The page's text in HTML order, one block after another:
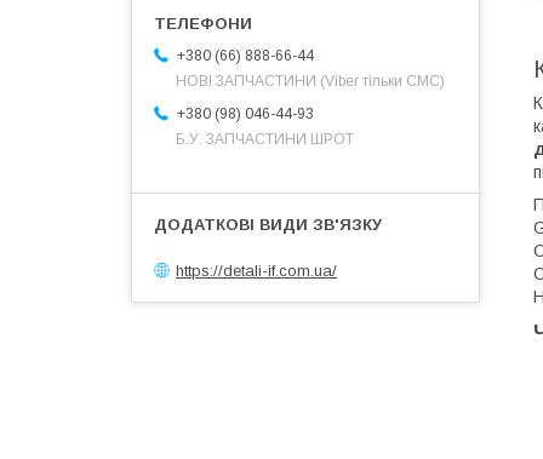
+380 (66) 888-66-44
НОВІ ЗАПЧАСТИНИ (Viber тільки СМС)
+380 (98) 046-44-93
Б.У. ЗАПЧАСТИНИ ШРОТ
https://detali-if.com.ua/